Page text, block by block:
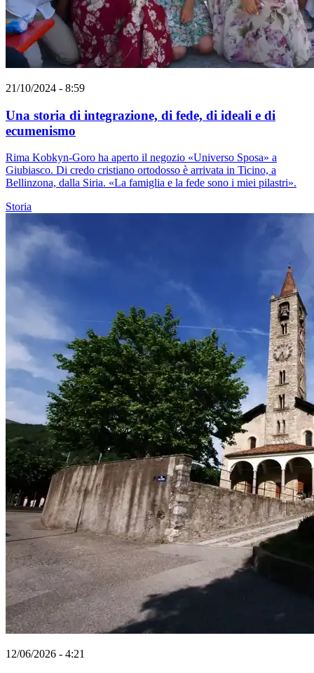
21/10/2024 - 8:59
Una storia di integrazione, di fede, di ideali e di
ecumenismo
Rima Kobkyn-Goro ha aperto il negozio «Universo Sposa» a
Giubiasco. Di credo cristiano ortodosso è arrivata in Ticino, a
Bellinzona, dalla Siria. «La famiglia e la fede sono i miei pilastri».
Storia
12/06/2026 - 4:21